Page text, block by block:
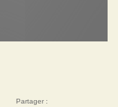
Partager :